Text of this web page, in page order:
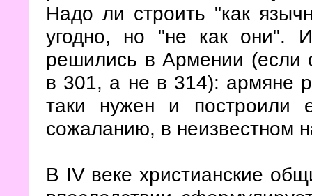
Надо ли строить "как
угодно, но "не как они".
решились в Армении (если
в 301, а не в 314): армяне
таки нужен и
сожаланию, в неизвестном
В IV веке христианские